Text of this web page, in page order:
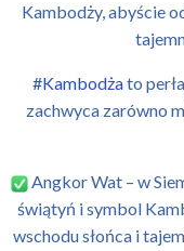
Kambodży, abyście
#Kambodżato
zachwyca zarówno
Angkor Wat – w
świątyń i symbol
wschodu słońca i